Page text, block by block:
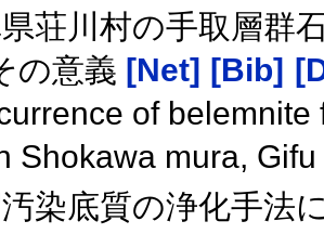
荘川村の手取層群
の意義 [Net] [Bib]
of
Shokawa mura,
染底質の浄化手法